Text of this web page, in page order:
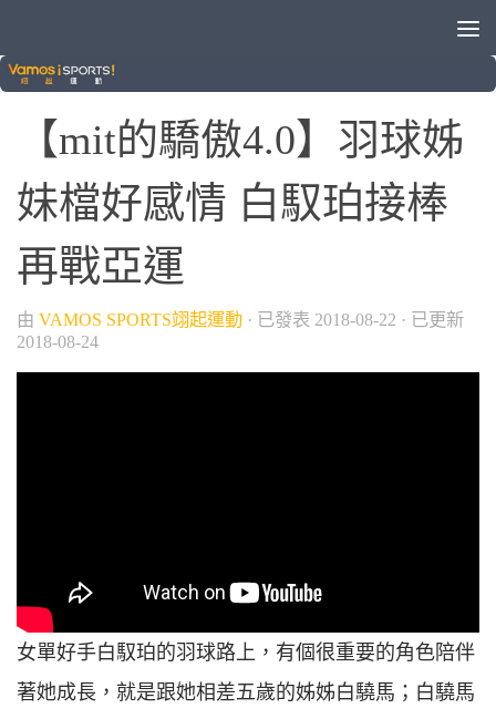
MIT的驕傲 /
【mit的驕傲4.0】羽球姊
妹檔好感情 白馭珀接棒
再戰亞運
由 VAMOS SPORTS翊起運動 · 已發表 2018-08-22 · 已更新
2018-08-24
女單好手白馭珀的羽球路上，有個很重要的角色陪伴
著她成長，就是跟她相差五歲的姊姊白驍馬；白驍馬